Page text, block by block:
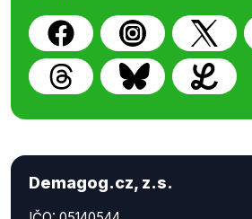
Demagog.cz, z.s.